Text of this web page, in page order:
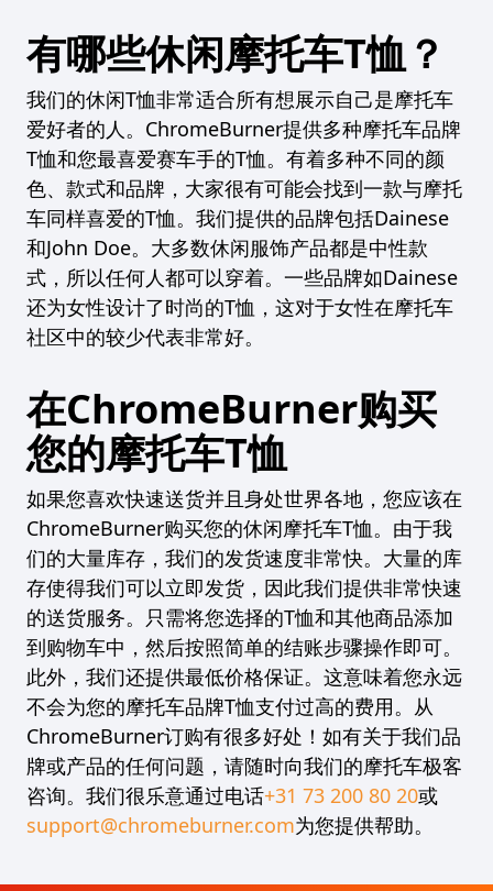
有哪些休闲摩托车T恤？
我们的休闲T恤非常适合所有想展示自己是摩托车
爱好者的人。ChromeBurner提供多种摩托车品牌
T恤和您最喜爱赛车手的T恤。有着多种不同的颜
色、款式和品牌，大家很有可能会找到一款与摩托
车同样喜爱的T恤。我们提供的品牌包括Dainese
和John Doe。大多数休闲服饰产品都是中性款
式，所以任何人都可以穿着。一些品牌如Dainese
还为女性设计了时尚的T恤，这对于女性在摩托车
社区中的较少代表非常好。
在ChromeBurner购买
您的摩托车T恤
如果您喜欢快速送货并且身处世界各地，您应该在
ChromeBurner购买您的休闲摩托车T恤。由于我
们的大量库存，我们的发货速度非常快。大量的库
存使得我们可以立即发货，因此我们提供非常快速
的送货服务。只需将您选择的T恤和其他商品添加
到购物车中，然后按照简单的结账步骤操作即可。
此外，我们还提供最低价格保证。这意味着您永远
不会为您的摩托车品牌T恤支付过高的费用。从
ChromeBurner订购有很多好处！如有关于我们品
牌或产品的任何问题，请随时向我们的摩托车极客
咨询。我们很乐意通过电话+31 73 200 80 20或
support@chromeburner.com为您提供帮助。